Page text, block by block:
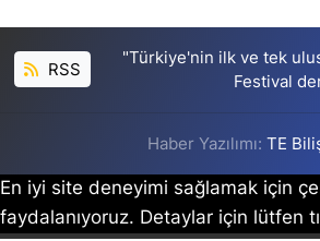
RSS
"Türkiye'nin ilk ve tek
Festival
Haber Yazılımı: TE
En iyi site deneyimi sağlamak için
faydalanıyoruz. Detaylar için lütfen